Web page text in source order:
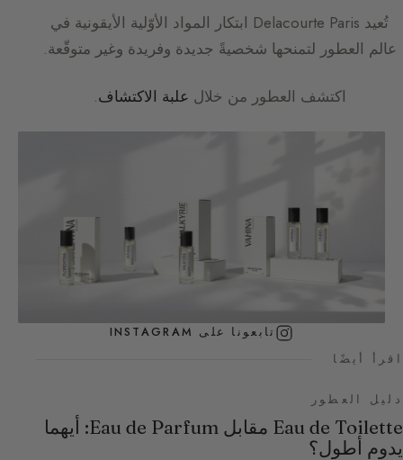
تُعيد Delacourte Paris ابتكار المواد الأوّلية الأيقونية في
عالم العطور لتمنحها شخصيةً جديدة وفريدة وغير متوقّعة.
اكتشف العطور من خلال علبة الاكتشاف.
تابعونا على INSTAGRAM
اقرأ أيضًا
دليل العطور
Eau de Toilette مقابل Eau de Parfum: أيهما
يدوم أطول؟